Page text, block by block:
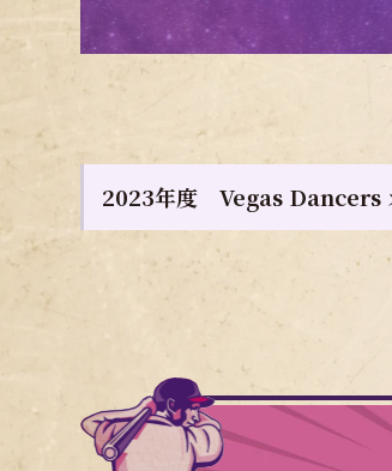
2023年度 Vegas Dancers